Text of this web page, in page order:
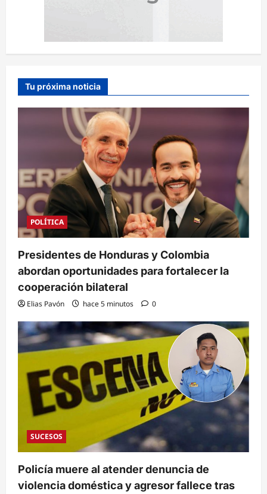
Tu próxima noticia
POLÍTICA
Presidentes de Honduras y Colombia
abordan oportunidades para fortalecer la
cooperación bilateral
Elias Pavón hace 5 minutos 0
SUCESOS
Policía muere al atender denuncia de
violencia doméstica y agresor fallece tras